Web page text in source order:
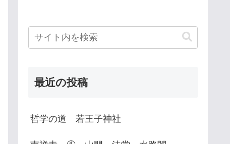
最近の投稿
哲学の道 若王子神社